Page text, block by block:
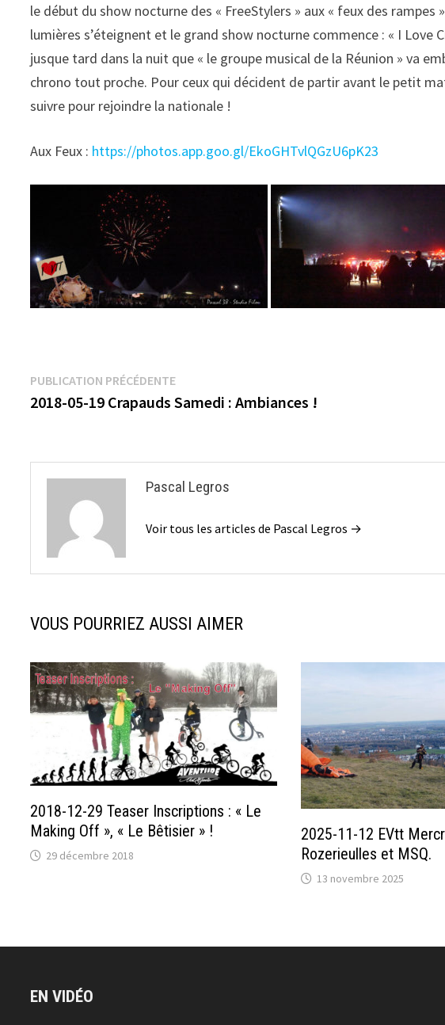
le début du show nocturne des « FreeStylers » aux « feux des
lumières s’éteignent et le grand show nocturne commence : « I Love
jusque tard dans la nuit que « le groupe musical de la Réunion » va
chrono tout proche. Pour ceux qui décident de partir avant le petit
suivre pour rejoindre la nationale !
Aux Feux : https://photos.app.goo.gl/EkoGHTvlQGzU6pK23
Navigation
de
PUBLICATION PRÉCÉDENTEPublication
précédente :
2018-05-19 Crapauds Samedi : Ambiances !
Pascal Legros
Voir tous les articles de Pascal Legros →
VOUS POURRIEZ AUSSI AIMER
2018-12-29 Teaser Inscriptions : « Le
Making Off », « Le Bêtisier » !
29 décembre 2018
2025-11-12 EVtt
Rozerieulles et MSQ.
13 novembre 2025
EN VIDÉO